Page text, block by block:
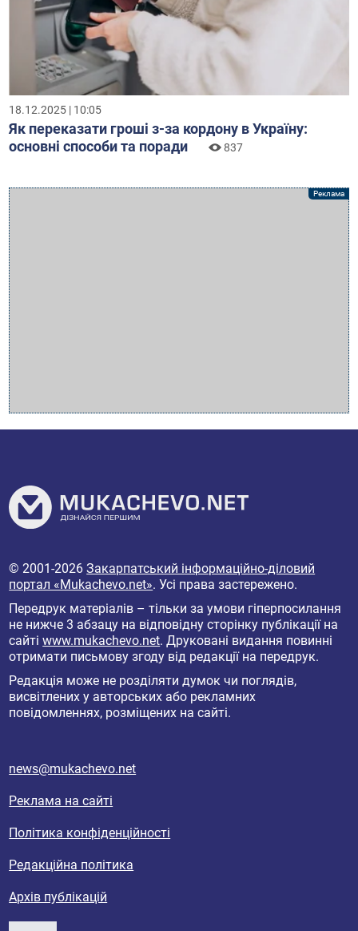
18.12.2025 | 10:05
Як переказати гроші з-за кордону в Україну:
основні способи та поради
837
© 2001-2026Закарпатський інформаційно-діловий
портал «Mukachevo.net». Усі права застережено.
Передрук матеріалів – тільки за умови гіперпосилання
не нижче 3 абзацу на відповідну сторінку публікації на
сайтіwww.mukachevo.net. Друковані видання повинні
отримати письмову згоду від редакції на передрук.
Редакція може не розділяти думок чи поглядів,
висвітлених у авторських або рекламних
повідомленнях, розміщених на сайті.
news@mukachevo.net
Реклама на сайті
Політика конфіденційності
Редакційна політика
Архів публікацій